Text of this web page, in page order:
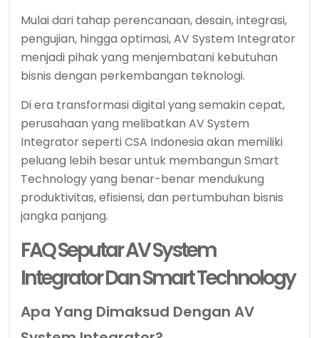
Mulai dari tahap perencanaan, desain, integrasi,
pengujian, hingga optimasi, AV System Integrator
menjadi pihak yang menjembatani kebutuhan
bisnis dengan perkembangan teknologi.
Di era transformasi digital yang semakin cepat,
perusahaan yang melibatkan AV System
Integrator seperti CSA Indonesia akan memiliki
peluang lebih besar untuk membangun Smart
Technology yang benar-benar mendukung
produktivitas, efisiensi, dan pertumbuhan bisnis
jangka panjang.
FAQ Seputar AV System
Integrator Dan Smart Technology
Apa Yang Dimaksud Dengan AV